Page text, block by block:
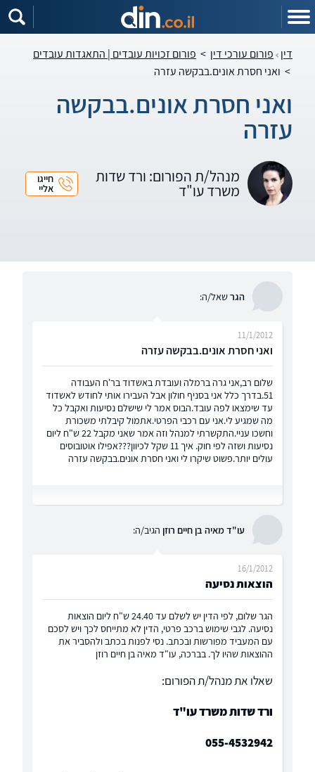
דין פורום עורכי דין > פורום זכויות עובדים | התאגדות עובדים
> ואני חסרת אונים.בבקשה עזרה
ואני חסרת אונים.בבקשה
עזרה
מנהל/ת הפורום: ורד שדות
משרד עו"ד
חייגו
אליי
הגרשאל/ה:
ואני חסרת אונים.בבקשה עזרה
11/1/2012
שלום רב,אני גרה ברמלה ועובדת באשדוד בר'ח העבודה
51.בדרך כלל אני בסניף חולון אבל העבירו אותי לחודש לאשדוד
עד שימצאו לפה עובד.הבוס אמר לי שישלם נסיעות ואקבל כל
מה שמגיע לי.אני עם רכבי הפרטי.אתמול קיבלתי משכורת
וחשכו עניי.התקשרתי למנהל וזה אמר שאני מקבל 22 ש"ח ליום
נסיעות ושזה לפי חוק. איך 11 שקל לכיוון???אפילו אוטובוסים
עולים יותר.פשוט שיקרו לי ואני חסרת אונים.בבקשה עזרה
עו"ד מאיה בן חיים רוזן הגיב/ה:
הוצאות נסיעה
16/1/2012
הגר שלום, לפי הדין יש לשלם עד 24.40 ש"ח ליום הוצאות
נסיעה. לגבי שימוש ברכב פרטי, הדין לא מתייחס לכך ויש לסכם
עם המעביד מפורשות ובכתב. נסי לפנות בכתב ולהסביר את
ההוצאות שהיו לך. בברכה, עו"ד מאיה בן חיים רוזן
שאלו את מנהל/ת הפורום:
ורד שדות משרד עו"ד
055-4532942